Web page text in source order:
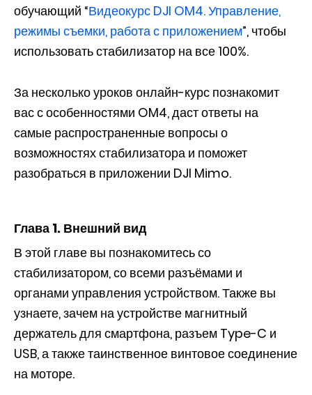
обучающий “Видеокурс DJI OM4. Управление,
режимы съемки, работа с приложением”, чтобы
использовать стабилизатор на все 100%.
За несколько уроков онлайн-курс познакомит
вас с особенностями OM4, даст ответы на
самые распространенные вопросы о
возможностях стабилизатора и поможет
разобраться в приложении DJI Mimo.
Глава 1. Внешний вид
В этой главе вы познакомитесь со
стабилизатором, со всеми разъёмами и
органами управления устройством. Также вы
узнаете, зачем на устройстве магнитный
держатель для смартфона, разъем Type-C и
USB, а также таинственное винтовое соединение
на моторе.